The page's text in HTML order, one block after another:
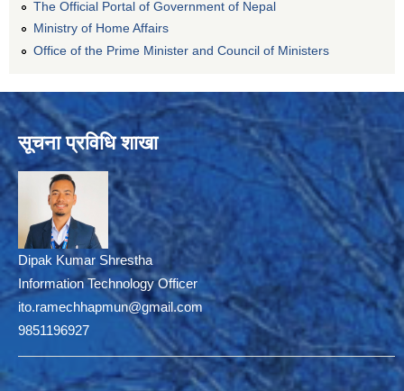
The Official Portal of Government of Nepal
Ministry of Home Affairs
Office of the Prime Minister and Council of Ministers
सूचना प्रविधि शाखा
Dipak Kumar Shrestha
Information Technology Officer
ito.ramechhapmun@gmail.com
9851196927